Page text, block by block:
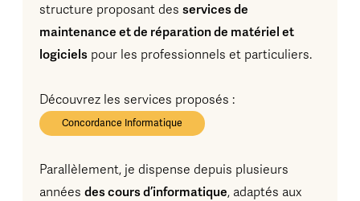
structure proposant des services de
maintenance et de réparation de matériel et
logiciels pour les professionnels et particuliers.
Découvrez les services proposés :
Concordance Informatique
Parallèlement, je dispense depuis plusieurs
années des cours d’informatique, adaptés aux